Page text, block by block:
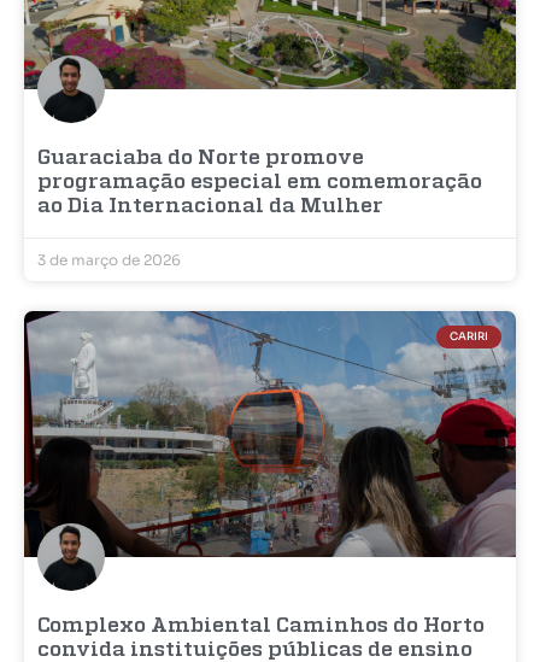
Guaraciaba do Norte promove
programação especial em comemoração
ao Dia Internacional da Mulher
3 de março de 2026
CARIRI
Complexo Ambiental Caminhos do Horto
convida instituições públicas de ensino